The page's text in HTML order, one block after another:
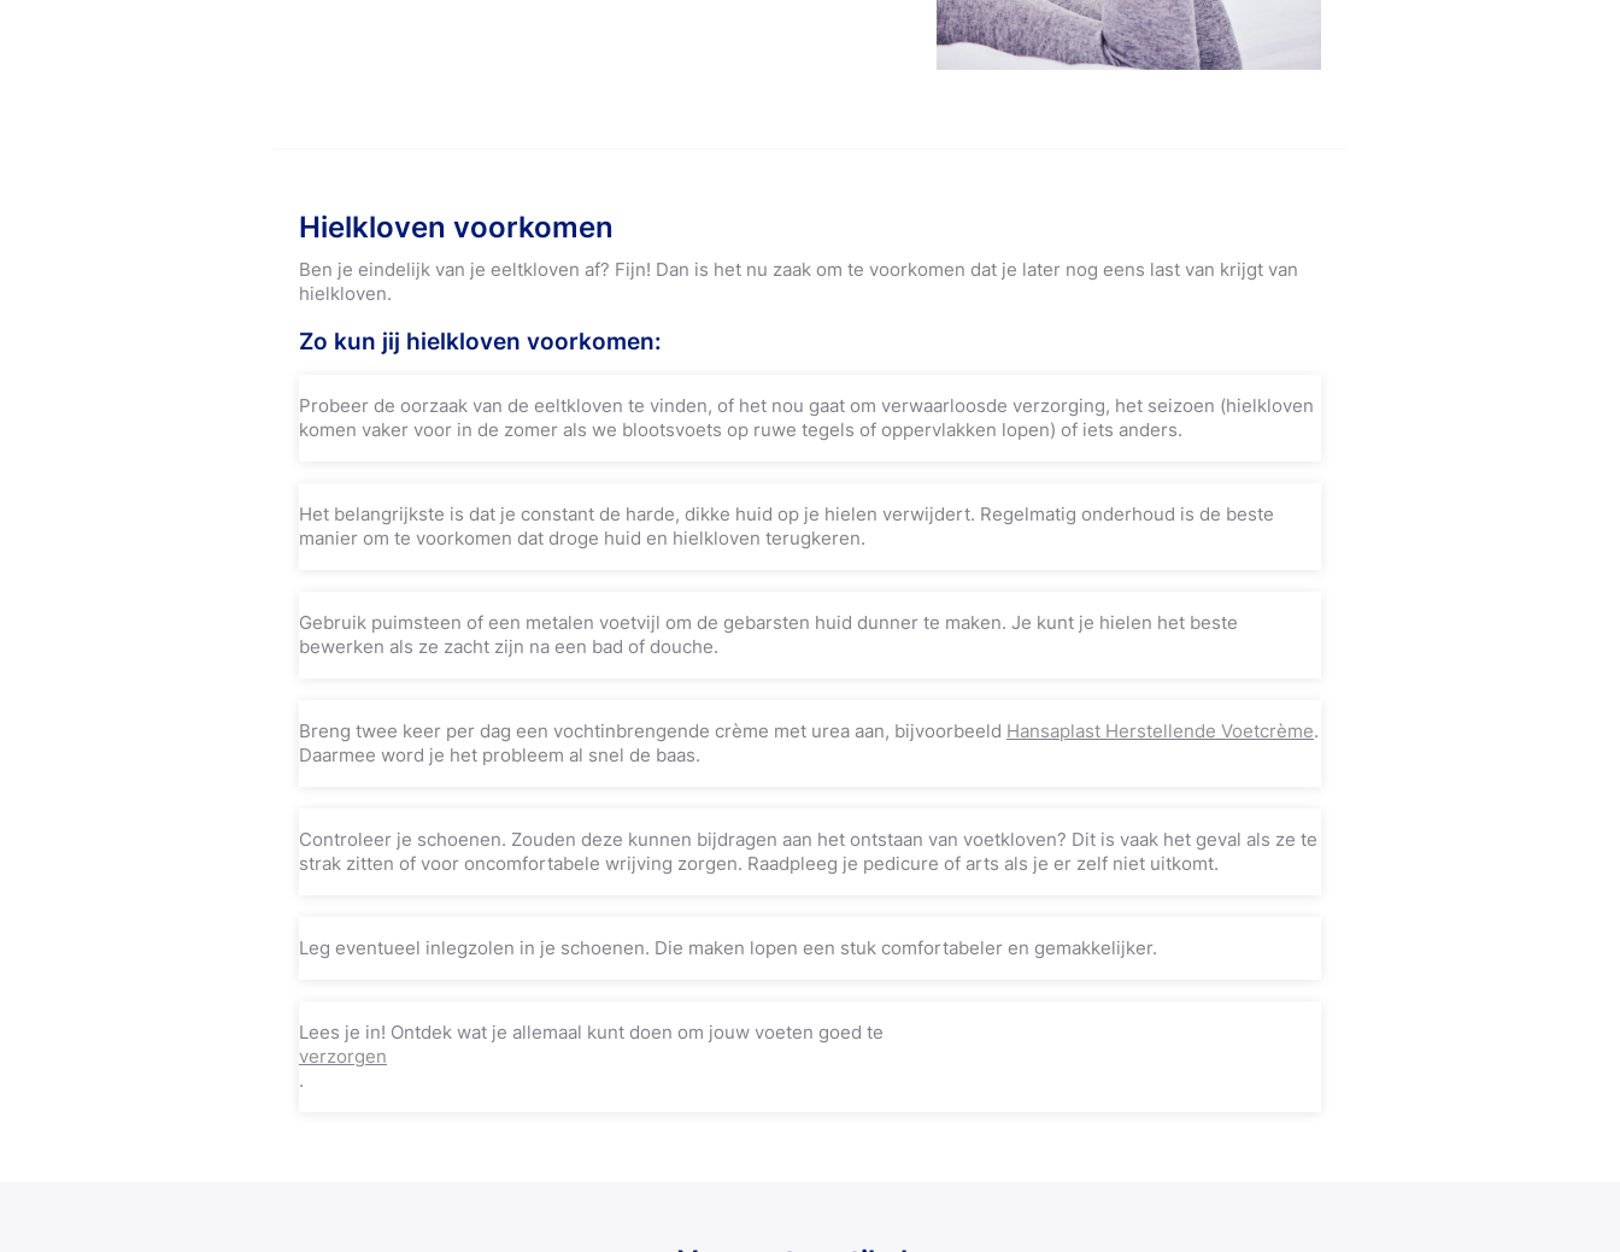
Hielkloven voorkomen
Ben je eindelijk van je eeltkloven af? Fijn! Dan is het nu zaak om te voorkomen dat je later nog eens last van krijgt van
hielkloven.
Zo kun jij hielkloven voorkomen:
Probeer de oorzaak van de eeltkloven te vinden, of het nou gaat om verwaarloosde verzorging, het seizoen (hielkloven
komen vaker voor in de zomer als we blootsvoets op ruwe tegels of oppervlakken lopen) of iets anders.
Het belangrijkste is dat je constant de harde, dikke huid op je hielen verwijdert. Regelmatig onderhoud is de beste
manier om te voorkomen dat droge huid en hielkloven terugkeren.
Gebruik puimsteen of een metalen voetvijl om de gebarsten huid dunner te maken. Je kunt je hielen het beste
bewerken als ze zacht zijn na een bad of douche.
Breng twee keer per dag een vochtinbrengende crème met urea aan, bijvoorbeeld Hansaplast Herstellende Voetcrème.
Daarmee word je het probleem al snel de baas.
Controleer je schoenen. Zouden deze kunnen bijdragen aan het ontstaan van voetkloven? Dit is vaak het geval als ze te
strak zitten of voor oncomfortabele wrijving zorgen. Raadpleeg je pedicure of arts als je er zelf niet uitkomt.
Leg eventueel inlegzolen in je schoenen. Die maken lopen een stuk comfortabeler en gemakkelijker.
Lees je in! Ontdek wat je allemaal kunt doen om jouw voeten goed te
verzorgen
.